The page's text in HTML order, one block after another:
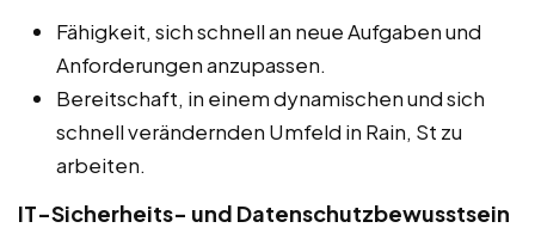
Fähigkeit, sich schnell an neue Aufgaben und
Anforderungen anzupassen.
Bereitschaft, in einem dynamischen und sich
schnell verändernden Umfeld in Rain, St zu
arbeiten.
IT-Sicherheits- und Datenschutzbewusstsein